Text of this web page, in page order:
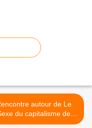
autour de Le
du capitalisme de
Scholz (vendredi